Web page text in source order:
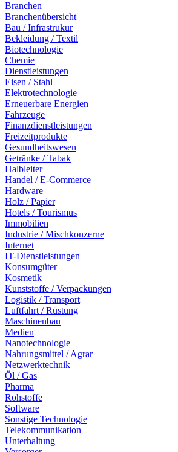
Branchen
Branchenübersicht
Bau / Infrastrukur
Bekleidung / Textil
Biotechnologie
Chemie
Dienstleistungen
Eisen / Stahl
Elektrotechnologie
Erneuerbare Energien
Fahrzeuge
Finanzdienstleistungen
Freizeitprodukte
Gesundheitswesen
Getränke / Tabak
Halbleiter
Handel / E-Commerce
Hardware
Holz / Papier
Hotels / Tourismus
Immobilien
Industrie / Mischkonzerne
Internet
IT-Dienstleistungen
Konsumgüter
Kosmetik
Kunststoffe / Verpackungen
Logistik / Transport
Luftfahrt / Rüstung
Maschinenbau
Medien
Nanotechnologie
Nahrungsmittel / Agrar
Netzwerktechnik
Öl / Gas
Pharma
Rohstoffe
Software
Sonstige Technologie
Telekommunikation
Unterhaltung